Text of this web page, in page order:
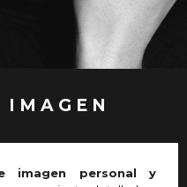
imagen personal y